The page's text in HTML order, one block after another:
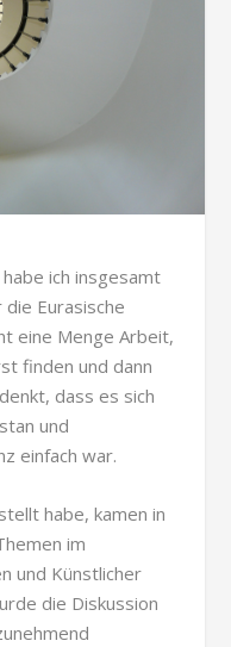
ich insgesamt
Eurasische
eine Menge Arbeit,
finden und dann
dass es sich
und
einfach war.
habe, kamen in
im
und Künstlicher
die Diskussion